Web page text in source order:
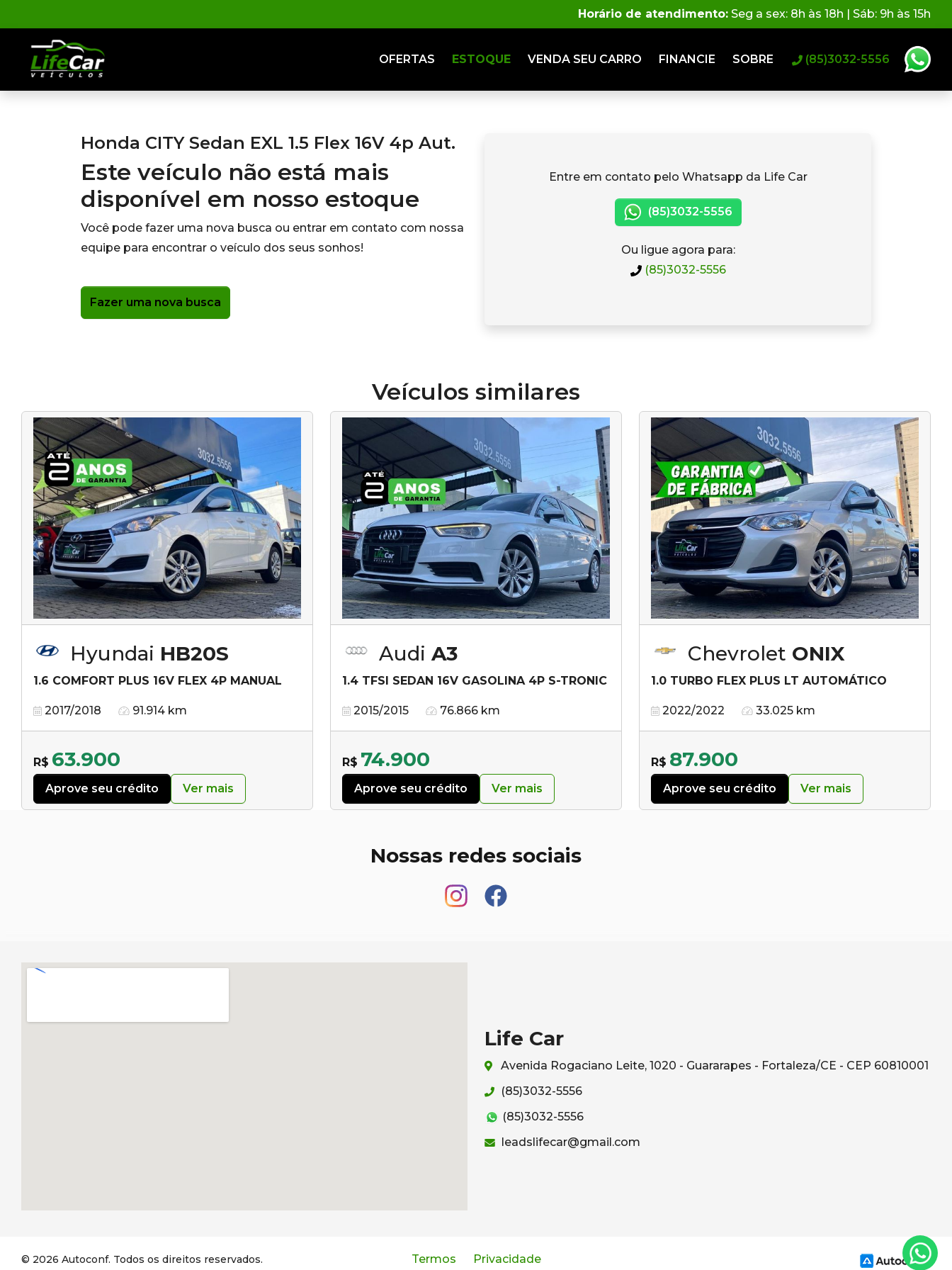
Horário de atendimento: Seg a sex: 8h às 18h | Sáb: 9h às 15h
OFERTAS ESTOQUE VENDA SEU CARRO FINANCIE SOBRE (85)3032-5556
Honda CITY Sedan EXL 1.5 Flex 16V 4p Aut.
Este veículo não está mais
disponível em nosso estoque
Você pode fazer uma nova busca ou entrar em contato com nossa
equipe para encontrar o veículo dos seus sonhos!
Fazer uma nova busca
Entre em contato pelo Whatsapp da Life Car
(85)3032-5556
Ou ligue agora para:
(85)3032-5556
Veículos similares
Hyundai HB20S
1.6 COMFORT PLUS 16V FLEX 4P MANUAL
2017/2018 91.914 km
R$ 63.900
Aprove seu crédito Ver mais
Audi A3
1.4 TFSI SEDAN 16V GASOLINA 4P S-TRONIC
2015/2015 76.866 km
R$ 74.900
Aprove seu crédito Ver mais
Chevrolet ONIX
1.0 TURBO FLEX PLUS LT AUTOMÁTICO
2022/2022 33.025 km
R$ 87.900
Aprove seu crédito Ver mais
Nossas redes sociais
Life Car
Avenida Rogaciano Leite, 1020 - Guararapes - Fortaleza/CE - CEP 60810001
(85)3032-5556
(85)3032-5556
leadslifecar@gmail.com
© 2026 Autoconf. Todos os direitos reservados. Termos Privacidade